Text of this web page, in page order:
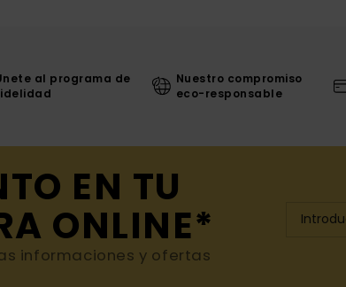
al programa de
Nuestro compromiso
eco-responsable
EN TU
ONLINE*
informaciones y ofertas